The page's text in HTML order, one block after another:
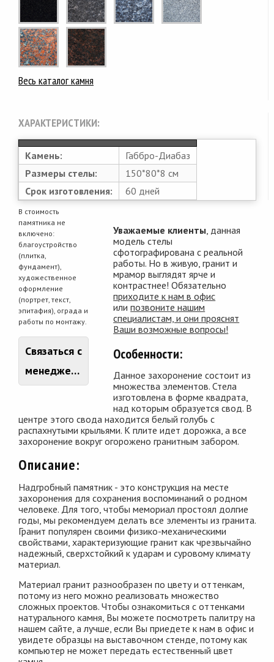
Весь каталог камня
ХАРАКТЕРИСТИКИ:
Камень:
Габбро-Диабаз
Размеры стелы:
150*80*8 см
Срок изготовления:
60 дней
В стоимость
памятника не
включено:
благоустройство
(плитка,
фундамент),
художественное
оформление
(портрет, текст,
эпитафия), ограда и
работы по монтажу.
Связаться с
менеджером
Уважаемые клиенты , данная
модель стелы
сфотографирована с реальной
работы. Но в живую, гранит и
мрамор выглядят ярче и
контрастнее! Обязательно
приходите к нам в офис
илипозвоните нашим
специалистам, и они прояснят
Ваши возможные вопросы!
Особенности:
Данное захоронение состоит из
множества элементов. Стела
изготовлена в форме квадрата,
над которым образуется свод. В
центре этого свода находится белый голубь с
распахнутыми крыльями. К плите идет дорожка, а все
захоронение вокруг огорожено гранитным забором.
Описание:
Надгробный памятник - это конструкция на месте
захоронения для сохранения воспоминаний о родном
человеке. Для того, чтобы мемориал простоял долгие
годы, мы рекомендуем делать все элементы из гранита.
Гранит популярен своими физико-механическими
свойствами, характеризующие гранит как чрезвычайно
надежный, сверхстойкий к ударам и суровому климату
материал.
Материал гранит разнообразен по цвету и оттенкам,
потому из него можно реализовать множество
сложных проектов. Чтобы ознакомиться с оттенками
натурального камня, Вы можете посмотреть палитру на
нашем сайте, а лучше, если Вы приедете к нам в офис и
увидете образцы на выставочном стенде, потому как
компьютер не может передать естественный цвет